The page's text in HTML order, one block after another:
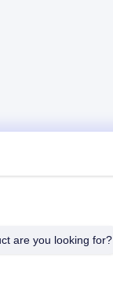
are you looking for?